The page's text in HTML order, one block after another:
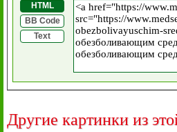
HTML
BB Code
Text
Другие картинки из